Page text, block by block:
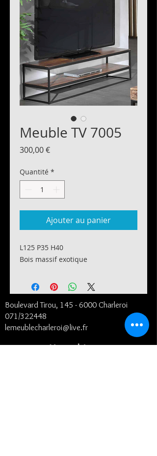
Meuble TV 7005
300,00 €Prix
Quantité *
Ajouter au panier
L125 P35 H40
Bois massif exotique
Boulevard Tirou, 145 - 6000 Charleroi
071/322448
lemeublecharleroi@live.fr
Notre histoire